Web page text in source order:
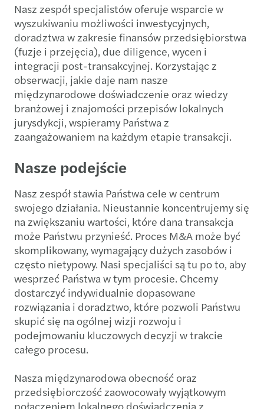
Nasz zespół specjalistów oferuje wsparcie w
wyszukiwaniu możliwości inwestycyjnych,
doradztwa w zakresie finansów przedsiębiorstwa
(fuzje i przejęcia), due diligence, wycen i
integracji post-transakcyjnej. Korzystając z
obserwacji, jakie daje nam nasze
międzynarodowe doświadczenie oraz wiedzy
branżowej i znajomości przepisów lokalnych
jurysdykcji, wspieramy Państwa z
zaangażowaniem na każdym etapie transakcji.
Nasze podejście
Nasz zespół stawia Państwa cele w centrum
swojego działania. Nieustannie koncentrujemy się
na zwiększaniu wartości, które dana transakcja
może Państwu przynieść. Proces M&A może być
skomplikowany, wymagający dużych zasobów i
często nietypowy. Nasi specjaliści są tu po to, aby
wesprzeć Państwa w tym procesie. Chcemy
dostarczyć indywidualnie dopasowane
rozwiązania i doradztwo, które pozwoli Państwu
skupić się na ogólnej wizji rozwoju i
podejmowaniu kluczowych decyzji w trakcie
całego procesu.
Nasza międzynarodowa obecność oraz
przedsiębiorczość zaowocowały wyjątkowym
połączeniem lokalnego doświadczenia z